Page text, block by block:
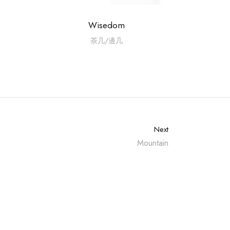
Wisedom
茶几/邊几
Next
Mountain